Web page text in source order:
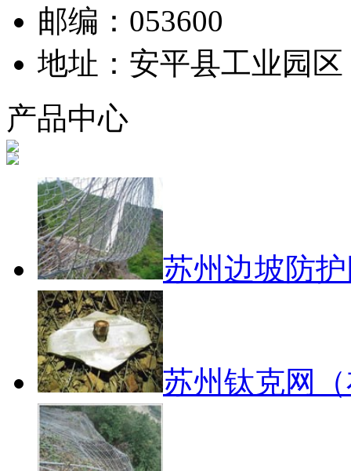
邮编：053600
地址：安平县工业园区
产品中心
苏州边坡防
苏州钛克网